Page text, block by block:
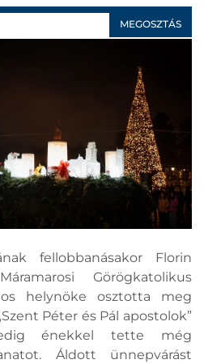
MEGOSZTÁS
fellobbanásakor Florin
Görögkatolikus
helynöke osztotta meg
Péter és Pál apostolok”
énekkel tette még
Áldott ünnepvárást